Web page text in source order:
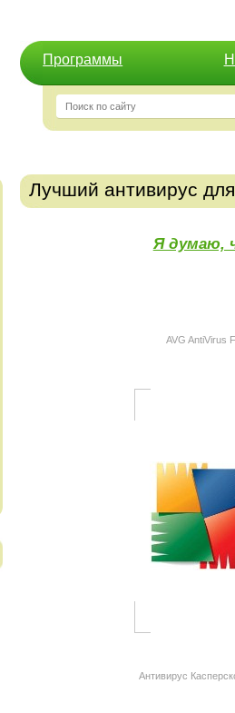
Программы
Лучший антивирус
Я думаю,
AVG AntiVirus
Антивирус